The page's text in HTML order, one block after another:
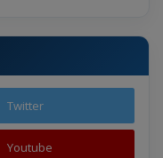
Twitter
Youtube